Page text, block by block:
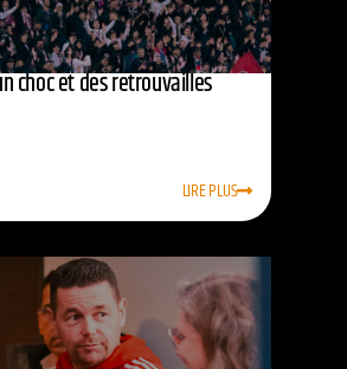
choc et des retrouvailles
LIRE PLUS